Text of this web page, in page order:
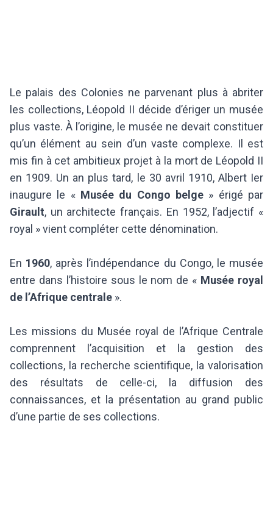
Le palais des Colonies ne parvenant plus à abriter
les collections, Léopold II décide d’ériger un musée
plus vaste. À l’origine, le musée ne devait constituer
qu’un élément au sein d’un vaste complexe. Il est
mis fin à cet ambitieux projet à la mort de Léopold II
en 1909. Un an plus tard, le 30 avril 1910, Albert Ier
inaugure le « Musée du Congo belge » érigé par
Girault, un architecte français. En 1952, l’adjectif «
royal » vient compléter cette dénomination.
En 1960, après l’indépendance du Congo, le musée
entre dans l’histoire sous le nom de « Musée royal
de l’Afrique centrale ».
Les missions du Musée royal de l’Afrique Centrale
comprennent l’acquisition et la gestion des
collections, la recherche scientifique, la valorisation
des résultats de celle-ci, la diffusion des
connaissances, et la présentation au grand public
d’une partie de ses collections.